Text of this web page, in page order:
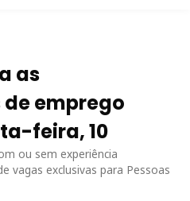
as
emprego
feira, 10
ou sem experiência
vagas exclusivas para Pessoas